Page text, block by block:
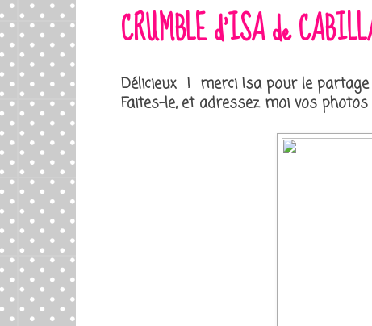
CRUMBLE d'ISA de
Délicieux ! merci Isa pour le
Faites-le, et adressez moi vos photos